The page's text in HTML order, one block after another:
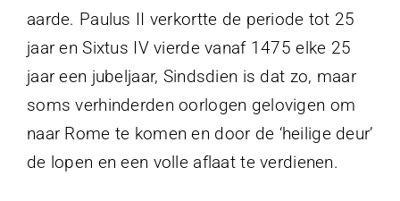
aarde. Paulus II verkortte de periode tot 25
jaar en Sixtus IV vierde vanaf 1475 elke 25
jaar een jubeljaar, Sindsdien is dat zo, maar
soms verhinderden oorlogen gelovigen om
naar Rome te komen en door de ‘heilige deur’
de lopen en een volle aflaat te verdienen.